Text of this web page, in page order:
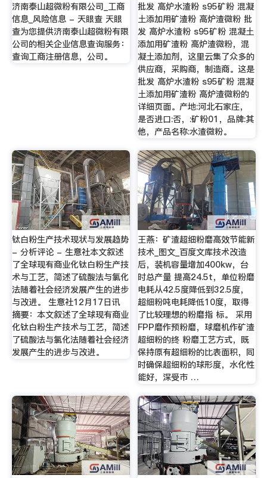
济南泰山超微粉有限公司_工商
信息_风险信息 - 天眼查 天眼
查为您提供济南泰山超微粉有限
公司的相关企业信息查询服务：
查询工商注册信息，公司。
批发 高炉水渣粉 s95矿粉 混凝
土添加用矿渣粉 高炉渣微粉 批
发 高炉水渣粉 s95矿粉 混凝土
添加用矿渣粉 高炉渣微粉，混
凝土添加剂，这里云集了众多的
供应商，采购商，制造商。这是
批发 高炉水渣粉 s95矿粉 混凝
土添加用矿渣粉 高炉渣微粉的
详细页面。产地:河北石家庄，
是否进口:否，:矿粉01，品牌:其
他，产品名称:水渣微粉。
钛白粉生产技术现状与发展趋势
- 分析评论 - 生意社本文叙述
了全球现有商业化钛白粉生产技
术与工艺，简述了硫酸法与氯化
法随着社会经济发展产生的进步
与改进。 生意社12月17日讯
摘要：本文叙述了全球现有商业
化钛白粉生产技术与工艺，简述
了硫酸法与氯化法随着社会经济
发展产生的进步与改进。
王燕：矿渣超细粉磨高效节能新
技术_图文_百度文库技术改造
后，装机容量增加400kw，台
时总产量 提高24.5t，单位粉磨
电耗从42.5度降低到32.5度，
超细粉吨电耗降低10度，取得
了比较理想的粉磨指 标。 采用
FPP磨作预粉磨，球磨机作矿渣
超细粉的终 粉磨工艺方式，既
保持原有超细粉的比表面积，同
时确保超细粉的球形度，水化性
能好，深受市 …